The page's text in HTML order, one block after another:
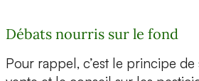
Débats nourris sur le fond
Pour rappel, c’est le principe